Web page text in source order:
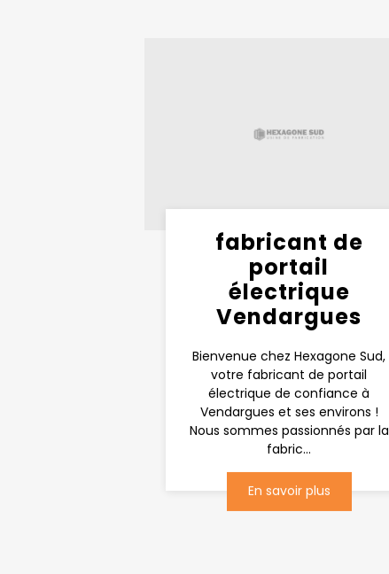
fabricant de
portail
électrique
Vendargues
Bienvenue chez Hexagone Sud,
votre fabricant de portail
électrique de confiance à
Vendargues et ses environs !
Nous sommes passionnés par la
fabric...
En savoir plus